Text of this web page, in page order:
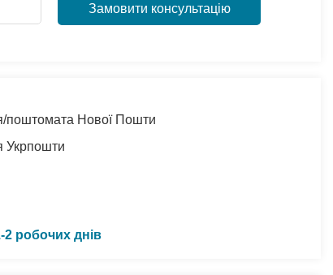
Замовити консультацію
поштомата Нової Пошти
Укрпошти
2 робочих днів